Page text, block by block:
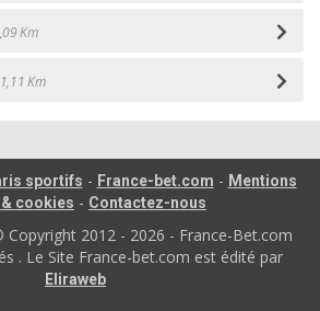
Km
1,11 Km
sportifs - France-bet.com - Mentions
& cookies - Contactez-nous
Copyright 2012 - 2026 - France-Bet.com
. Le Site France-bet.com est édité par
Eliraweb